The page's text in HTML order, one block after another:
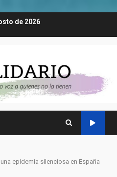
de 2026
epidemia silenciosa en España